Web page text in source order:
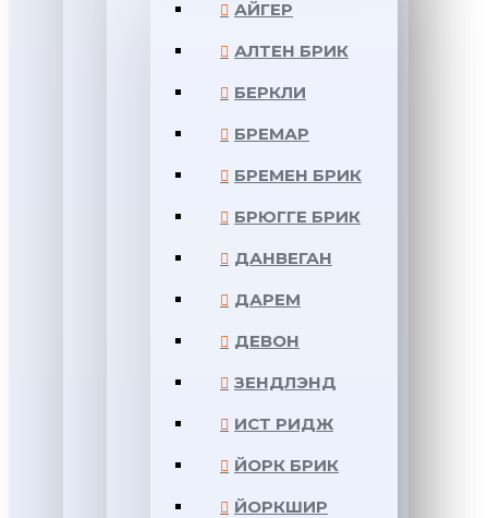
АЙГЕР
АЛТЕН БРИК
БЕРКЛИ
БРЕМАР
БРЕМЕН БРИК
БРЮГГЕ БРИК
ДАНВЕГАН
ДАРЕМ
ДЕВОН
ЗЕНДЛЭНД
ИСТ РИДЖ
ЙОРК БРИК
ЙОРКШИР